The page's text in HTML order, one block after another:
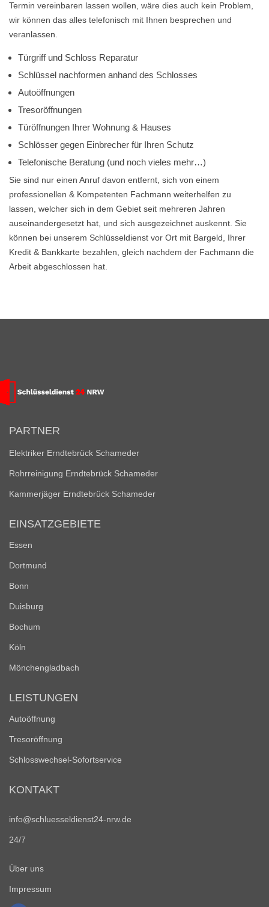
Termin vereinbaren lassen wollen, wäre dies auch kein Problem,
wir können das alles telefonisch mit Ihnen besprechen und
veranlassen.
Türgriff und Schloss Reparatur
Schlüssel nachformen anhand des Schlosses
Autoöffnungen
Tresoröffnungen
Türöffnungen Ihrer Wohnung & Hauses
Schlösser gegen Einbrecher für Ihren Schutz
Telefonische Beratung (und noch vieles mehr…)
Sie sind nur einen Anruf davon entfernt, sich von einem
professionellen & Kompetenten Fachmann weiterhelfen zu
lassen, welcher sich in dem Gebiet seit mehreren Jahren
auseinandergesetzt hat, und sich ausgezeichnet auskennt. Sie
können bei unserem Schlüsseldienst vor Ort mit Bargeld, Ihrer
Kredit & Bankkarte bezahlen, gleich nachdem der Fachmann die
Arbeit abgeschlossen hat.
PARTNER
Elektriker Erndtebrück Schameder
Rohrreinigung Erndtebrück Schameder
Kammerjäger Erndtebrück Schameder
EINSATZGEBIETE
Essen
Dortmund
Bonn
Duisburg
Bochum
Köln
Mönchengladbach
LEISTUNGEN
Autoöffnung
Tresoröffnung
Schlosswechsel-Sofortservice
KONTAKT
info@schluesseldienst24-nrw.de
24/7
Über uns
Impressum